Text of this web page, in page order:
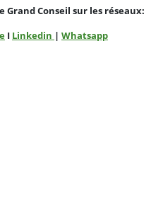
Grand Conseil sur les réseaux:
I Linkedin | Whatsapp